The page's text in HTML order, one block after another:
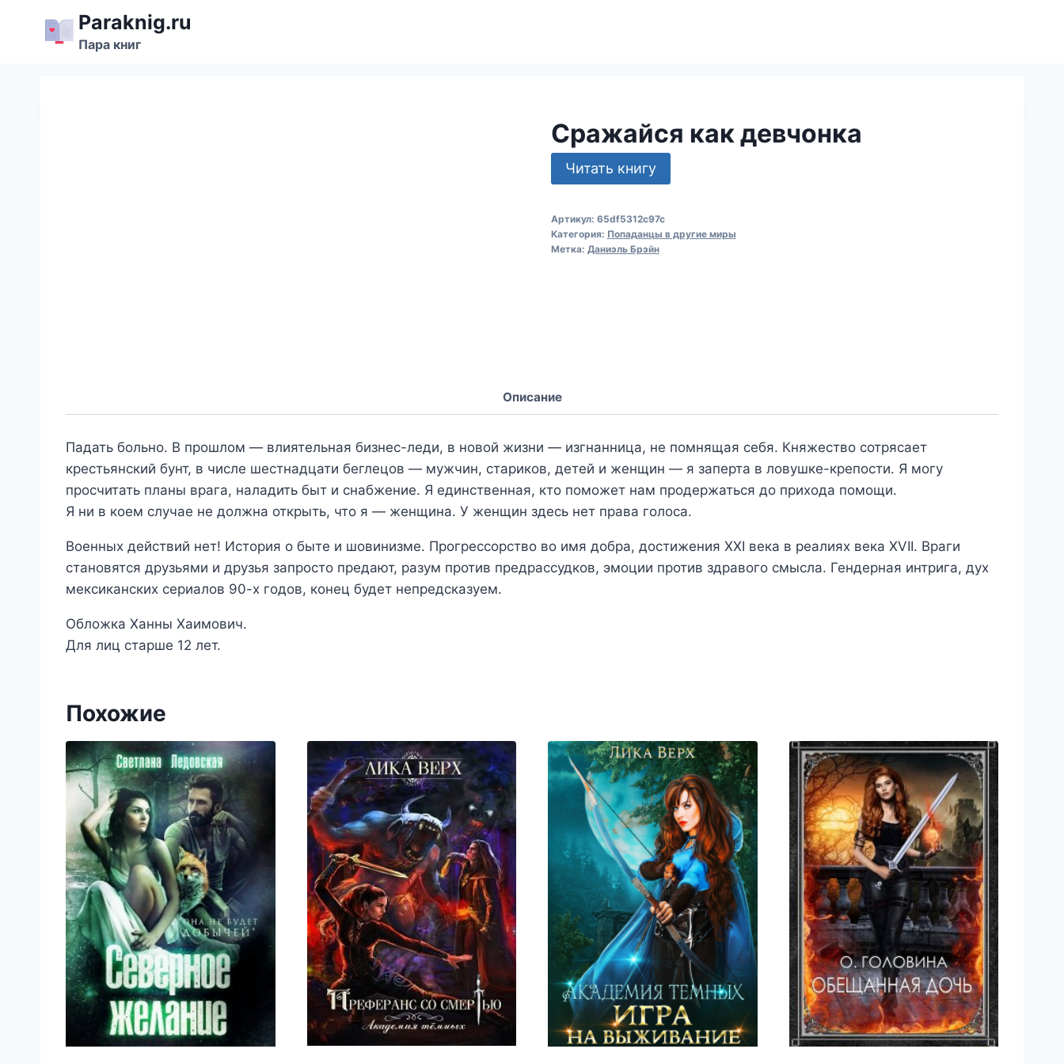
содержимому
Paraknig.ru
Пара книг
Сражайся как девчонка
Читать книгу
Артикул: 65df5312c97c
Категория: Попаданцы в другие миры
Метка: Даниэль Брэйн
Описание
Падать больно. В прошлом — влиятельная бизнес-леди, в новой жизни — изгнанница, не помнящая себя. Княжество сотрясает
крестьянский бунт, в числе шестнадцати беглецов — мужчин, стариков, детей и женщин — я заперта в ловушке-крепости. Я могу
просчитать планы врага, наладить быт и снабжение. Я единственная, кто поможет нам продержаться до прихода помощи.
Я ни в коем случае не должна открыть, что я — женщина. У женщин здесь нет права голоса.
Военных действий нет! История о быте и шовинизме. Прогрессорство во имя добра, достижения XXI века в реалиях века XVII. Враги
становятся друзьями и друзья запросто предают, разум против предрассудков, эмоции против здравого смысла. Гендерная интрига, дух
мексиканских сериалов 90-х годов, конец будет непредсказуем.
Обложка Ханны Хаимович.
Для лиц старше 12 лет.
Похожие